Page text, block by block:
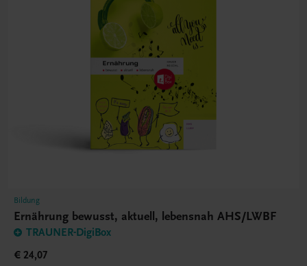
Bildung
Ernährung bewusst, aktuell, lebensnah AHS/LWBF
TRAUNER-DigiBox
€ 24,07